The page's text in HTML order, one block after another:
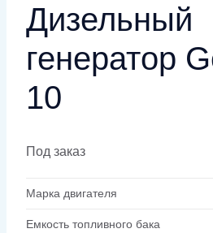
Дизельный
генератор
10
Под заказ
Марка двигателя
Емкость топливного бака